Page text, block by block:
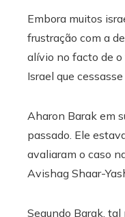
Embora muitos
frustração com a
alívio no facto de
Israel que
Aharon Barak em
passado. Ele
avaliaram o caso
Avishag Shaar-
Segundo Barak,